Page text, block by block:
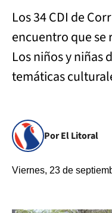
Los 34 CDI de
encuentro que se
Los niños y niñas
temáticas
Por El Litoral
Viernes, 23 de